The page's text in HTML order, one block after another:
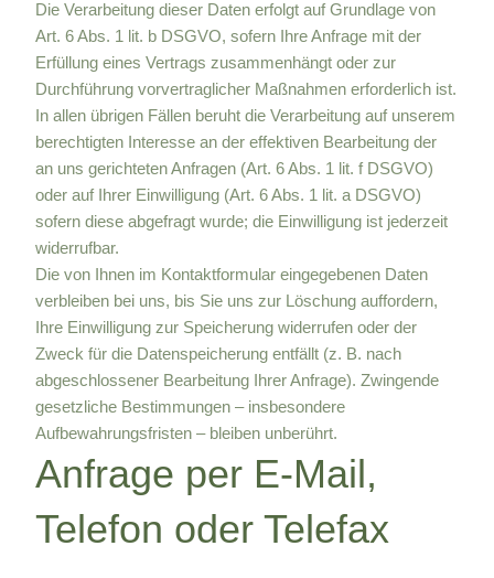
Die Verarbeitung dieser Daten erfolgt auf Grundlage von
Art. 6 Abs. 1 lit. b DSGVO, sofern Ihre Anfrage mit der
Erfüllung eines Vertrags zusammenhängt oder zur
Durchführung vorvertraglicher Maßnahmen erforderlich ist.
In allen übrigen Fällen beruht die Verarbeitung auf unserem
berechtigten Interesse an der effektiven Bearbeitung der
an uns gerichteten Anfragen (Art. 6 Abs. 1 lit. f DSGVO)
oder auf Ihrer Einwilligung (Art. 6 Abs. 1 lit. a DSGVO)
sofern diese abgefragt wurde; die Einwilligung ist jederzeit
widerrufbar.
Die von Ihnen im Kontaktformular eingegebenen Daten
verbleiben bei uns, bis Sie uns zur Löschung auffordern,
Ihre Einwilligung zur Speicherung widerrufen oder der
Zweck für die Datenspeicherung entfällt (z. B. nach
abgeschlossener Bearbeitung Ihrer Anfrage). Zwingende
gesetzliche Bestimmungen – insbesondere
Aufbewahrungsfristen – bleiben unberührt.
Anfrage per E-Mail,
Telefon oder Telefax